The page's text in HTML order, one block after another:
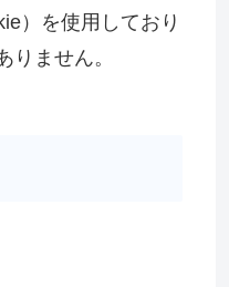
）を使用しており
ません。